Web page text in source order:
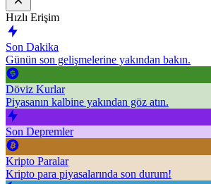
Hızlı Erişim
Son Dakika
Günün son gelişmelerine yakından bakın.
Döviz Kurlar
Piyasanın kalbine yakından göz atın.
Son Depremler
Kripto Paralar
Kripto para piyasalarında son durum!